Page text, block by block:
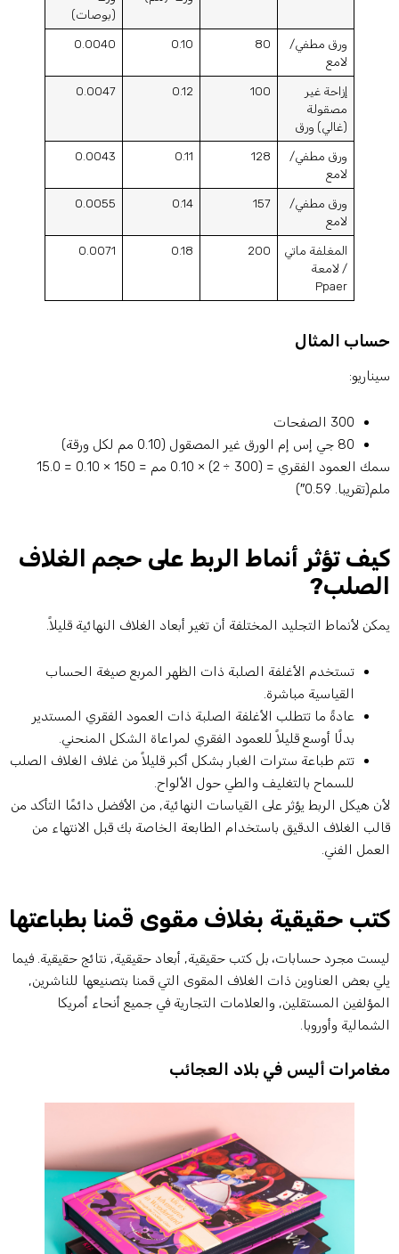
(بوصات)
ورق مطفي/
لامع
80
0.10
0.0040
إزاحة غير
مصقولة
(غالي) ورق
100
0.12
0.0047
ورق مطفي/
لامع
128
0.11
0.0043
ورق مطفي/
لامع
157
0.14
0.0055
المغلفة ماتي
/ لامعة
Ppaer
200
0.18
0.0071
المثال
300 الصفحات
80 جي إس إم الورق غير المصقول (0.10 مم لكل ورقة)
سمك العمود الفقري = (300 ÷ 2) × 0.10 مم = 150 × 0.10 = 15.0
0.59″)
تؤثر أنماط الربط على حجم الغلاف
لأنماط التجليد المختلفة أن تغير أبعاد الغلاف النهائية قليلاً.
تستخدم الأغلفة الصلبة ذات الظهر المربع صيغة الحساب
القياسية مباشرة.
عادةً ما تتطلب الأغلفة الصلبة ذات العمود الفقري المستدير
بدلًا أوسع قليلاً للعمود الفقري لمراعاة الشكل المنحني.
تتم طباعة سترات الغبار بشكل أكبر قليلاً من غلاف الغلاف الصلب
للسماح بالتغليف والطي حول الألواح.
هيكل الربط يؤثر على القياسات النهائية, من الأفضل دائمًا التأكد من
الغلاف الدقيق باستخدام الطابعة الخاصة بك قبل الانتهاء من
الفني.
حقيقية بغلاف مقوى قمنا بطباعتها
مجرد حسابات، بل كتب حقيقية, أبعاد حقيقية, نتائج حقيقية. فيما
بعض العناوين ذات الغلاف المقوى التي قمنا بتصنيعها للناشرين,
المستقلين, والعلامات التجارية في جميع أنحاء أمريكا
وأوروبا.
أليس في بلاد العجائب